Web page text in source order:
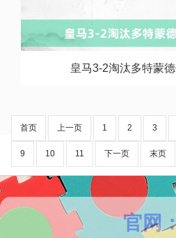
皇马3-2淘汰多特蒙
首页 上一页 1 2 3
9 10 11 下一页 末页
官网